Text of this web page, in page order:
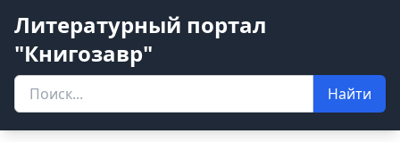
Литературный портал
"Книгозавр"
Найти